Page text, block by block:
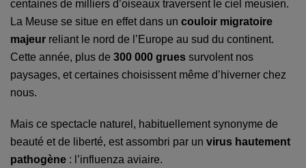
centaines de milliers d’oiseaux traversent le ciel meusien.
La Meuse se situe en effet dans un couloir migratoire
majeur reliant le nord de l’Europe au sud du continent.
Cette année, plus de 300 000 grues survolent nos
paysages, et certaines choisissent même d’hiverner chez
nous.
Mais ce spectacle naturel, habituellement synonyme de
beauté et de liberté, est assombri par un virus hautement
pathogène : l’influenza aviaire.